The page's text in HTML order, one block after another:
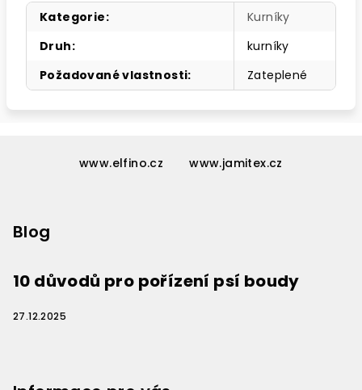
Kategorie:
Kurníky
Druh:
kurníky
Požadované vlastnosti: Zateplené
www.elfino.cz www.jamitex.cz
Blog
10 důvodů pro pořízení psí boudy
27.12.2025